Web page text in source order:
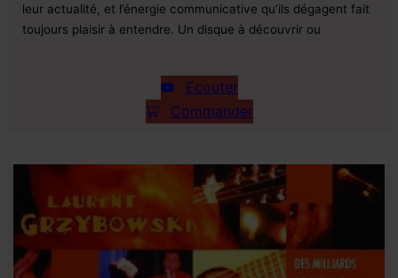
leur actualité, et l’énergie communicative qu’ils dégagent fait
toujours plaisir à entendre. Un disque à découvrir ou
Ecouter
Commander